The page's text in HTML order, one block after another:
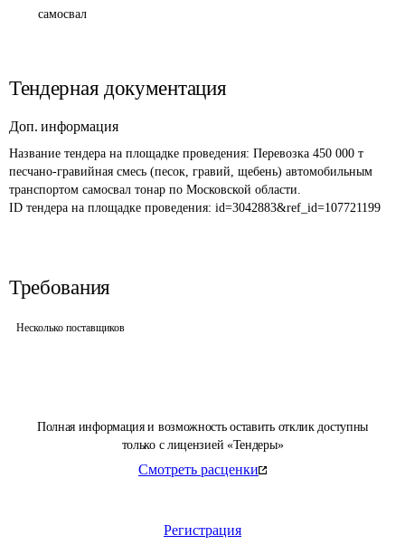
Полная информация и возможность оставить отклик доступны
только с лицензией «Тендеры»
Смотреть расценки
Регистрация
самосвал
Тендерная документация
Доп. информация
Название тендера на площадке проведения: Перевозка 450 000 т
песчано-гравийная смесь (песок, гравий, щебень) автомобильным
транспортом самосвал тонар по Московской области.
ID тендера на площадке проведения: id=3042883&ref_id=107721199
Требования
Несколько поставщиков